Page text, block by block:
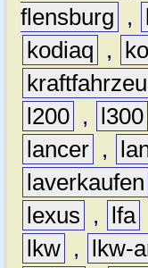
flensburg
,
kodiaq
,
l200 , l300
lancer ,
laverkaufen
lexus
, lfa
lkw , lkw-